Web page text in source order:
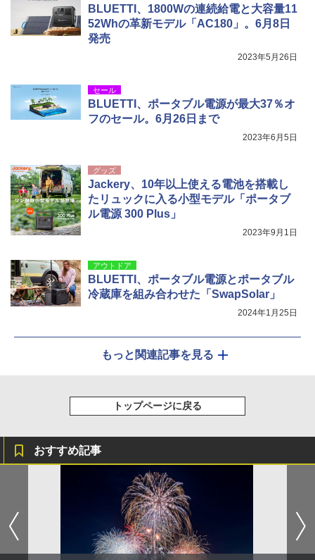
BLUETTI、1800Wの連続給電と大容量11
52Whの革新モデル「AC180」。6月8日
発売
2023年5月26日
セール
BLUETTI、ポータブル電源が最大37％オ
フのセール。6月26日まで
2023年6月5日
グッズ
Jackery、10年以上使える電池を搭載し
たリュックに入る小型モデル「ポータブ
ル電源 300 Plus」
2023年9月1日
アウトドア
BLUETTI、ポータブル電源とポータブル
冷蔵庫を組み合わせた「SwapSolar」
2024年1月25日
もっと関連記事を見る
トップページに戻る
おすすめ記事